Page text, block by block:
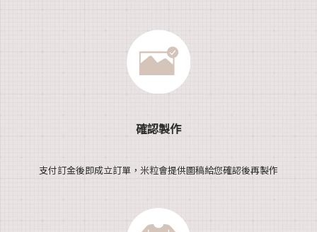
確認製作
支付訂金後即成立訂單，米粒會提供圖稿給您確認後再製作